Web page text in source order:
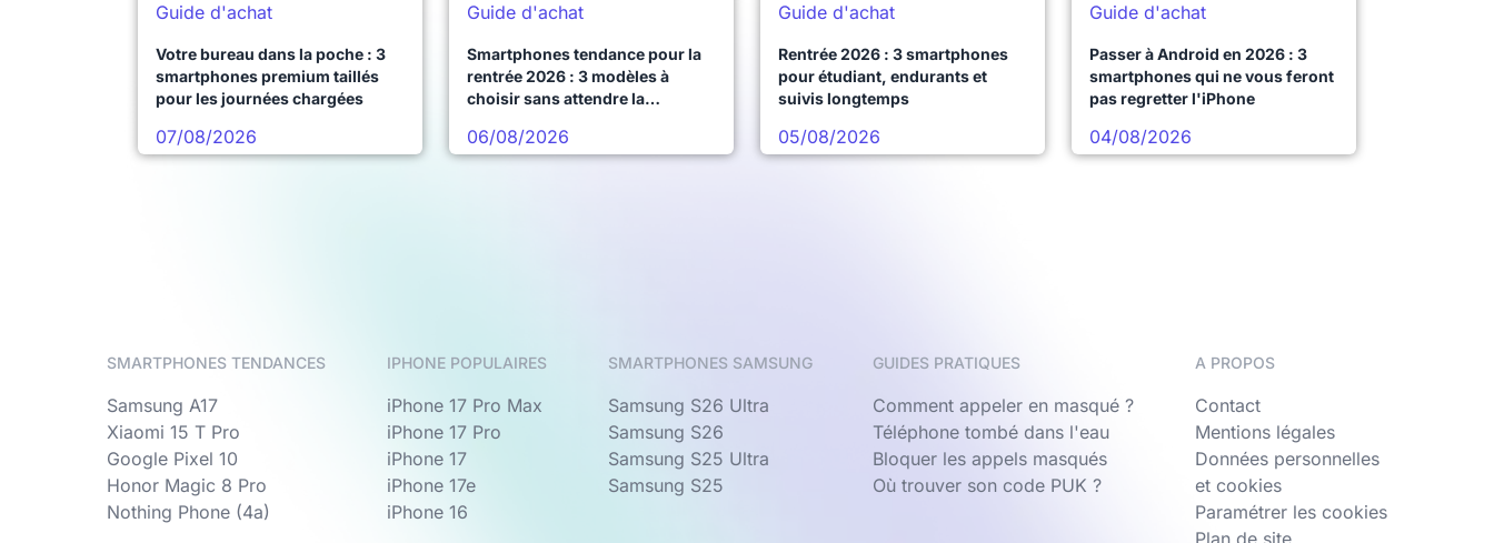
Guide d'achat
Votre bureau dans la poche : 3
smartphones premium taillés
pour les journées chargées
07/08/2026
Guide d'achat
Smartphones tendance pour la
rentrée 2026 : 3 modèles à
choisir sans attendre la
06/08/2026
Guide d'achat
Rentrée 2026 : 3 smartphones
pour étudiant, endurants et
suivis longtemps
05/08/2026
Guide d'achat
Passer à Android en 2026 : 3
smartphones qui ne vous feront
pas regretter l'iPhone
04/08/2026
SMARTPHONES TENDANCES
Samsung A17
Xiaomi 15 T Pro
Google Pixel 10
Honor Magic 8 Pro
Nothing Phone (4a)
IPHONE POPULAIRES
iPhone 17 Pro Max
iPhone 17 Pro
iPhone 17
iPhone 17e
iPhone 16
SMARTPHONES SAMSUNG
Samsung S26 Ultra
Samsung S26
Samsung S25 Ultra
Samsung S25
GUIDES PRATIQUES
Comment appeler en masqué ?
Téléphone tombé dans l'eau
Bloquer les appels masqués
Où trouver son code PUK ?
A PROPOS
Contact
Mentions légales
Données personnelles
et cookies
Paramétrer les cookies
Plan de site